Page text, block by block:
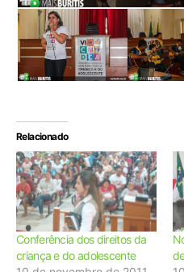
Relacionado
Conferência dos direitos da
criança e do adolescente